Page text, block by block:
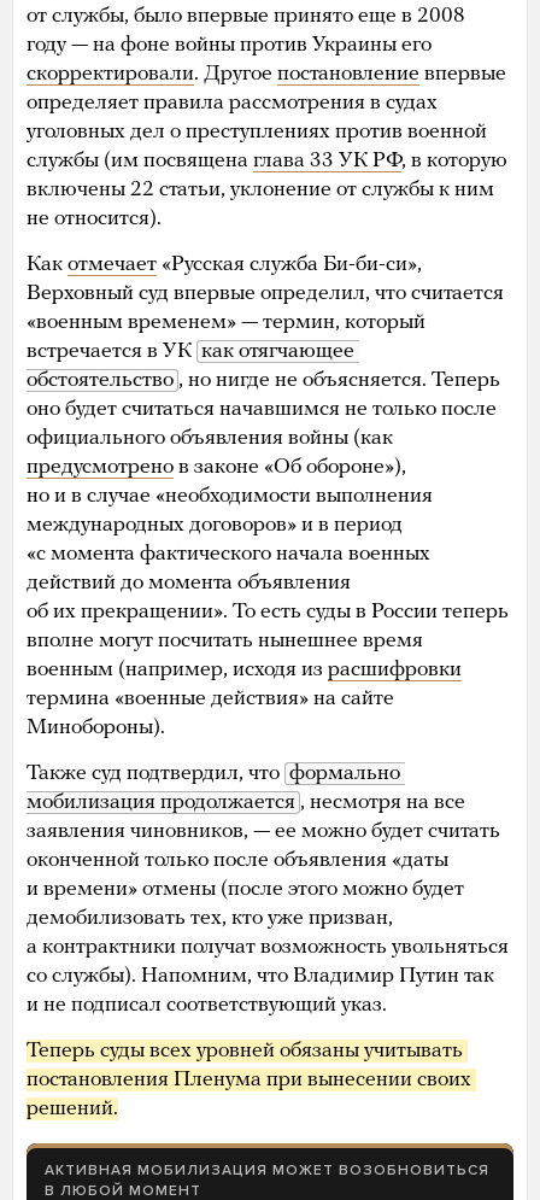
от службы, было впервые принято еще в 2008
году — на фоне войны против Украины его
скорректировали. Другое постановление впервые
определяет правила рассмотрения в судах
уголовных дел о преступлениях против военной
службы (им посвящена глава 33 УК РФ, в которую
включены 22 статьи, уклонение от службы к ним
не относится).
Как отмечает «Русская служба Би-би-си»,
Верховный суд впервые определил, что считается
«военным временем» — термин, который
встречается в УК как отягчающее
обстоятельство , но нигде не объясняется. Теперь
оно будет считаться начавшимся не только после
официального объявления войны (как
предусмотрено в законе «Об обороне»),
но и в случае «необходимости выполнения
международных договоров» и в период
«с момента фактического начала военных
действий до момента объявления
об их прекращении». То есть суды в России теперь
вполне могут посчитать нынешнее время
военным (например, исходя из расшифровки
термина «военные действия» на сайте
Минобороны).
Также суд подтвердил, что формально
мобилизация продолжается , несмотря на все
заявления чиновников, — ее можно будет считать
оконченной только после объявления «даты
и времени» отмены (после этого можно будет
демобилизовать тех, кто уже призван,
а контрактники получат возможность увольняться
со службы). Напомним, что Владимир Путин так
и не подписал соответствующий указ.
Теперь суды всех уровней обязаны учитывать
постановления Пленума при вынесении своих
решений.
АКТИВНАЯ МОБИЛИЗАЦИЯ МОЖЕТ ВОЗОБНОВИТЬСЯ
В ЛЮБОЙ МОМЕНТ